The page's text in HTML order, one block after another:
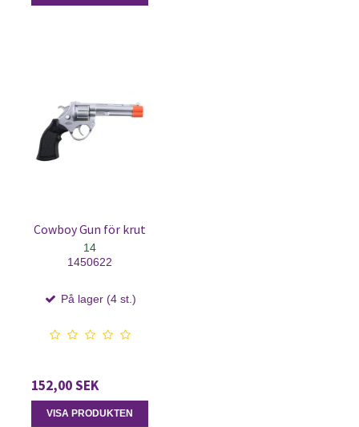
Cowboy Gun för krut
14
1450622
På lager (4 st.)
152,00 SEK
VISA PRODUKTEN